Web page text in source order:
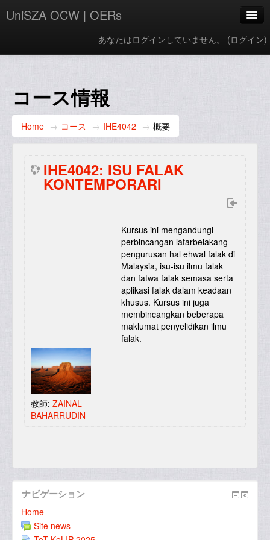
UniSZA OCW | OERs
あなたはログインしていません。 (ログイン)
e-Learning Website
UniSZA Website
コース情報
Home → コース → IHE4042 → 概要
IHE4042: ISU FALAK
KONTEMPORARI
Kursus ini mengandungi
perbincangan latarbelakang
pengurusan hal ehwal falak di
Malaysia, isu-isu ilmu falak
dan fatwa falak semasa serta
aplikasi falak dalam keadaan
khusus. Kursus ini juga
membincangkan beberapa
maklumat penyelidikan ilmu
falak.
教師: ZAINAL
BAHARRUDIN
ナビゲーション
Home
Site news